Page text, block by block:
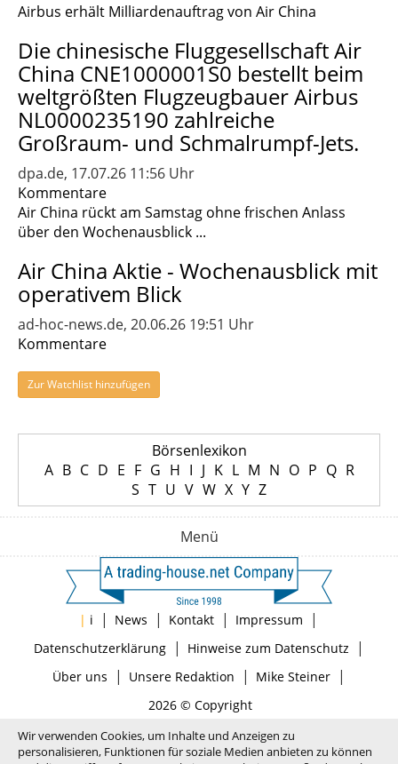
Airbus erhält Milliardenauftrag von Air China
Die chinesische Fluggesellschaft Air
China CNE1000001S0 bestellt beim
weltgrößten Flugzeugbauer Airbus
NL0000235190 zahlreiche
Großraum- und Schmalrumpf-Jets.
dpa.de, 17.07.26 11:56 Uhr
Kommentare
Air China rückt am Samstag ohne frischen Anlass
über den Wochenausblick ...
Air China Aktie - Wochenausblick mit
operativem Blick
ad-hoc-news.de, 20.06.26 19:51 Uhr
Kommentare
Zur Watchlist hinzufügen
Börsenlexikon
A B C D E F G H I J K L M N O P Q R
S T U V W X Y Z
Menü
| i | News | Kontakt | Impressum |
Datenschutzerklärung| Hinweise zum Datenschutz |
Über uns | Unsere Redaktion | Mike Steiner|
2026 © Copyright
Wir verwenden Cookies, um Inhalte und Anzeigen zu
personalisieren, Funktionen für soziale Medien anbieten zu können